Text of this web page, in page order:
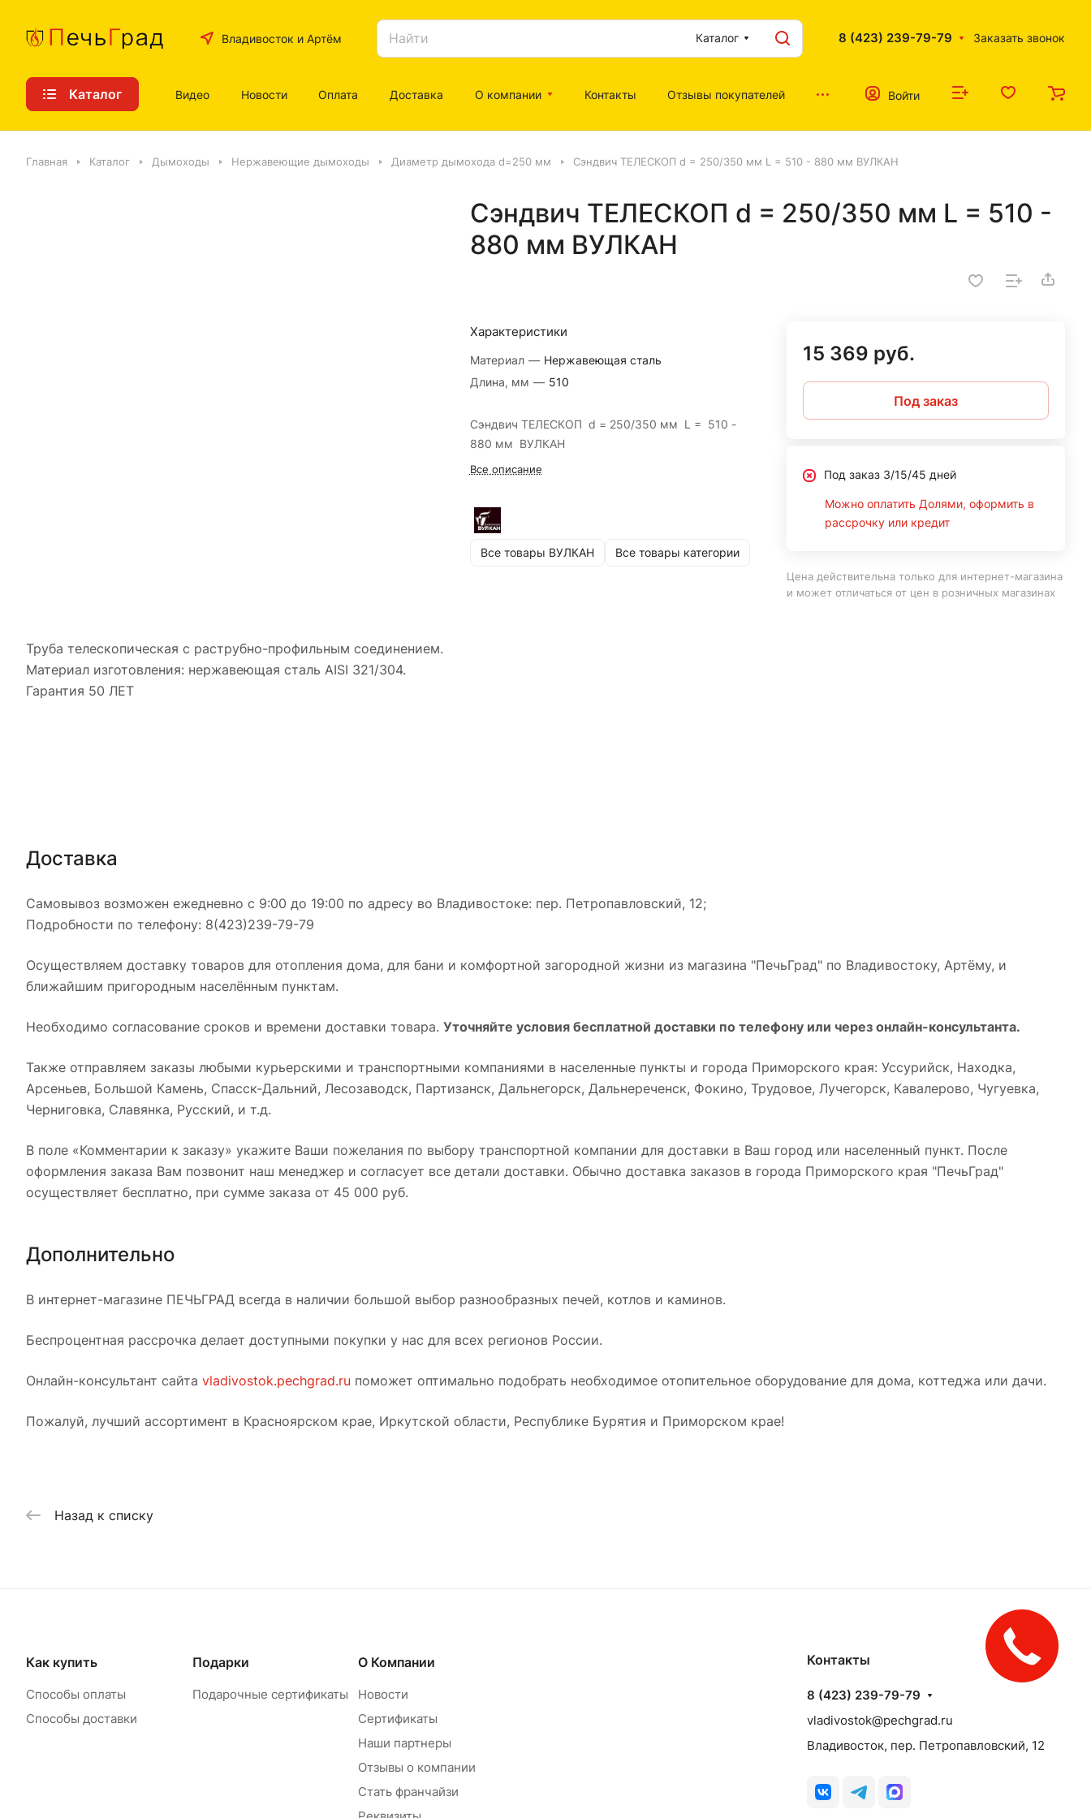
Владивосток и Артём Каталог 8 (423) 239-79-79 Заказать звонок
Каталог Видео Новости Оплата Доставка О компании Контакты Отзывы покупателей Войти
Главная Каталог Дымоходы Нержавеющие дымоходы Диаметр дымохода d=250 мм Сэндвич ТЕЛЕСКОП d = 250/350 мм L = 510 - 880 мм ВУЛКАН
Сэндвич ТЕЛЕСКОП d = 250/350 мм L = 510 -
880 мм ВУЛКАН
Характеристики
Материал — Нержавеющая сталь
Длина, мм — 510
Сэндвич ТЕЛЕСКОП d = 250/350 мм L = 510 -
880 мм ВУЛКАН
Все описание
Все товары ВУЛКАН Все товары категории
15 369 руб.
Под заказ
Под заказ 3/15/45 дней
Можно оплатить Долями, оформить в
рассрочку или кредит
Цена действительна только для интернет-магазина
и может отличаться от цен в розничных магазинах
Труба телескопическая с раструбно-профильным соединением.
Материал изготовления: нержавеющая сталь AISI 321/304.
Гарантия 50 ЛЕТ
Доставка
Самовывоз возможен ежедневно с 9:00 до 19:00 по адресу во Владивостоке: пер. Петропавловский, 12;
Подробности по телефону: 8(423)239-79-79
Осуществляем доставку товаров для отопления дома, для бани и комфортной загородной жизни из магазина "ПечьГрад" по Владивостоку, Артёму, и
ближайшим пригородным населённым пунктам.
Необходимо согласование сроков и времени доставки товара. Уточняйте условия бесплатной доставки по телефону или через онлайн-консультанта.
Также отправляем заказы любыми курьерскими и транспортными компаниями в населенные пункты и города Приморского края: Уссурийск, Находка,
Арсеньев, Большой Камень, Спасск-Дальний, Лесозаводск, Партизанск, Дальнегорск, Дальнереченск, Фокино, Трудовое, Лучегорск, Кавалерово, Чугуевка,
Черниговка, Славянка, Русский, и т.д.
В поле «Комментарии к заказу» укажите Ваши пожелания по выбору транспортной компании для доставки в Ваш город или населенный пункт. После
оформления заказа Вам позвонит наш менеджер и согласует все детали доставки. Обычно доставка заказов в города Приморского края "ПечьГрад"
осуществляет бесплатно, при сумме заказа от 45 000 руб.
Дополнительно
В интернет-магазине ПЕЧЬГРАД всегда в наличии большой выбор разнообразных печей, котлов и каминов.
Беспроцентная рассрочка делает доступными покупки у нас для всех регионов России.
Онлайн-консультант сайта vladivostok.pechgrad.ru поможет оптимально подобрать необходимое отопительное оборудование для дома, коттеджа или дачи.
Пожалуй, лучший ассортимент в Красноярском крае, Иркутской области, Республике Бурятия и Приморском крае!
Назад к списку
Как купить
Способы оплаты
Способы доставки
Подарки
Подарочные сертификаты
О Компании
Новости
Сертификаты
Наши партнеры
Отзывы о компании
Стать франчайзи
Контакты
8 (423) 239-79-79
vladivostok@pechgrad.ru
Владивосток, пер. Петропавловский, 12